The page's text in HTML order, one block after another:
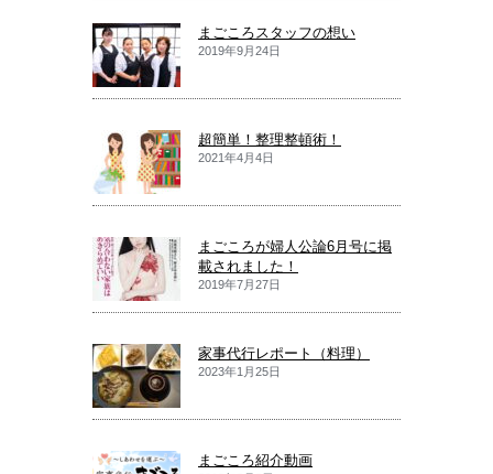
まごころスタッフの想い
2019年9月24日
超簡単！整理整頓術！
2021年4月4日
まごころが婦人公論6月号に掲
載されました！
2019年7月27日
家事代行レポート（料理）
2023年1月25日
まごころ紹介動画